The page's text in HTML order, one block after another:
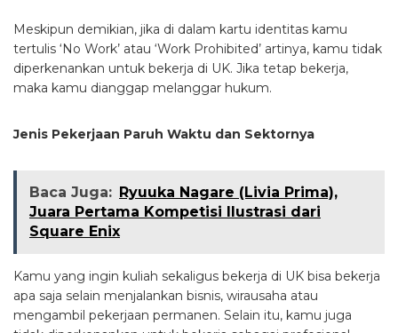
Meskipun demikian, jika di dalam kartu identitas kamu
tertulis ‘No Work’ atau ‘Work Prohibited’ artinya, kamu tidak
diperkenankan untuk bekerja di UK. Jika tetap bekerja,
maka kamu dianggap melanggar hukum.
Jenis Pekerjaan Paruh Waktu dan Sektornya
Baca Juga: Ryuuka Nagare (Livia Prima),
Juara Pertama Kompetisi Ilustrasi dari
Square Enix
Kamu yang ingin kuliah sekaligus bekerja di UK bisa bekerja
apa saja selain menjalankan bisnis, wirausaha atau
mengambil pekerjaan permanen. Selain itu, kamu juga